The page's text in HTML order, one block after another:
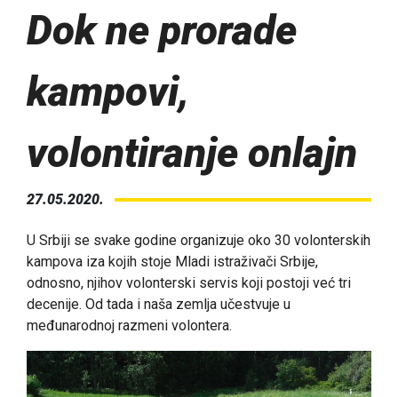
Dok ne prorade
kampovi,
volontiranje onlajn
27.05.2020.
U Srbiji se svake godine organizuje oko 30 volonterskih
kampova iza kojih stoje Mladi istraživači Srbije,
odnosno, njihov volonterski servis koji postoji već tri
decenije. Od tada i naša zemlja učestvuje u
međunarodnoj razmeni volontera.